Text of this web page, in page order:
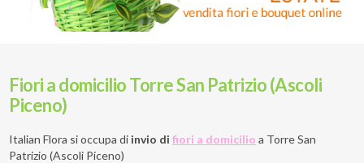
Fiori a domicilio Torre San Patrizio (Ascoli
Piceno)
Italian Flora si occupa di invio difiori a domicilio a Torre San
Patrizio (Ascoli Piceno)